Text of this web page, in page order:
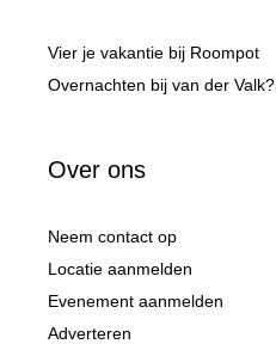
Vier je vakantie bij Roompot
Overnachten bij van der Valk?
Over ons
Neem contact op
Locatie aanmelden
Evenement aanmelden
Adverteren